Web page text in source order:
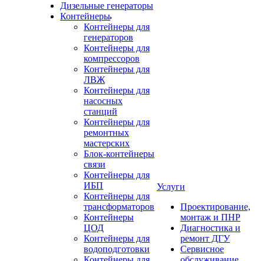
Дизельные генераторы
Контейнеры
Контейнеры для
генераторов
Контейнеры для
компрессоров
Контейнеры для
ЛВЖ
Контейнеры для
насосных
станций
Контейнеры для
ремонтных
мастерских
Блок-контейнеры
связи
Контейнеры для
ИБП
Контейнеры для
трансформаторов
Контейнеры
ЦОД
Контейнеры для
водоподготовки
Услуги
Проектирование,
монтаж и ПНР
Диагностика и
ремонт ДГУ
Сервисное